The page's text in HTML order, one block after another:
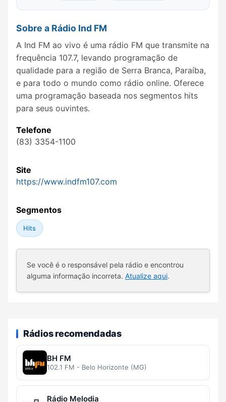
Sobre a Rádio Ind FM
A Ind FM ao vivo é uma rádio FM que transmite na
frequência 107.7, levando programação de
qualidade para a região de Serra Branca, Paraíba,
e para todo o mundo como rádio online. Oferece
uma programação baseada nos segmentos hits
para seus ouvintes.
Telefone
(83) 3354-1100
Site
https://www.indfm107.com
Segmentos
Hits
Se você é o responsável pela rádio e encontrou
alguma informação incorreta. Atualize aqui.
Rádios recomendadas
BH FM
102.1 FM - Belo Horizonte (MG)
Rádio Melodia